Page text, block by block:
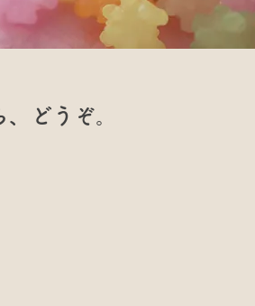
どうぞ。